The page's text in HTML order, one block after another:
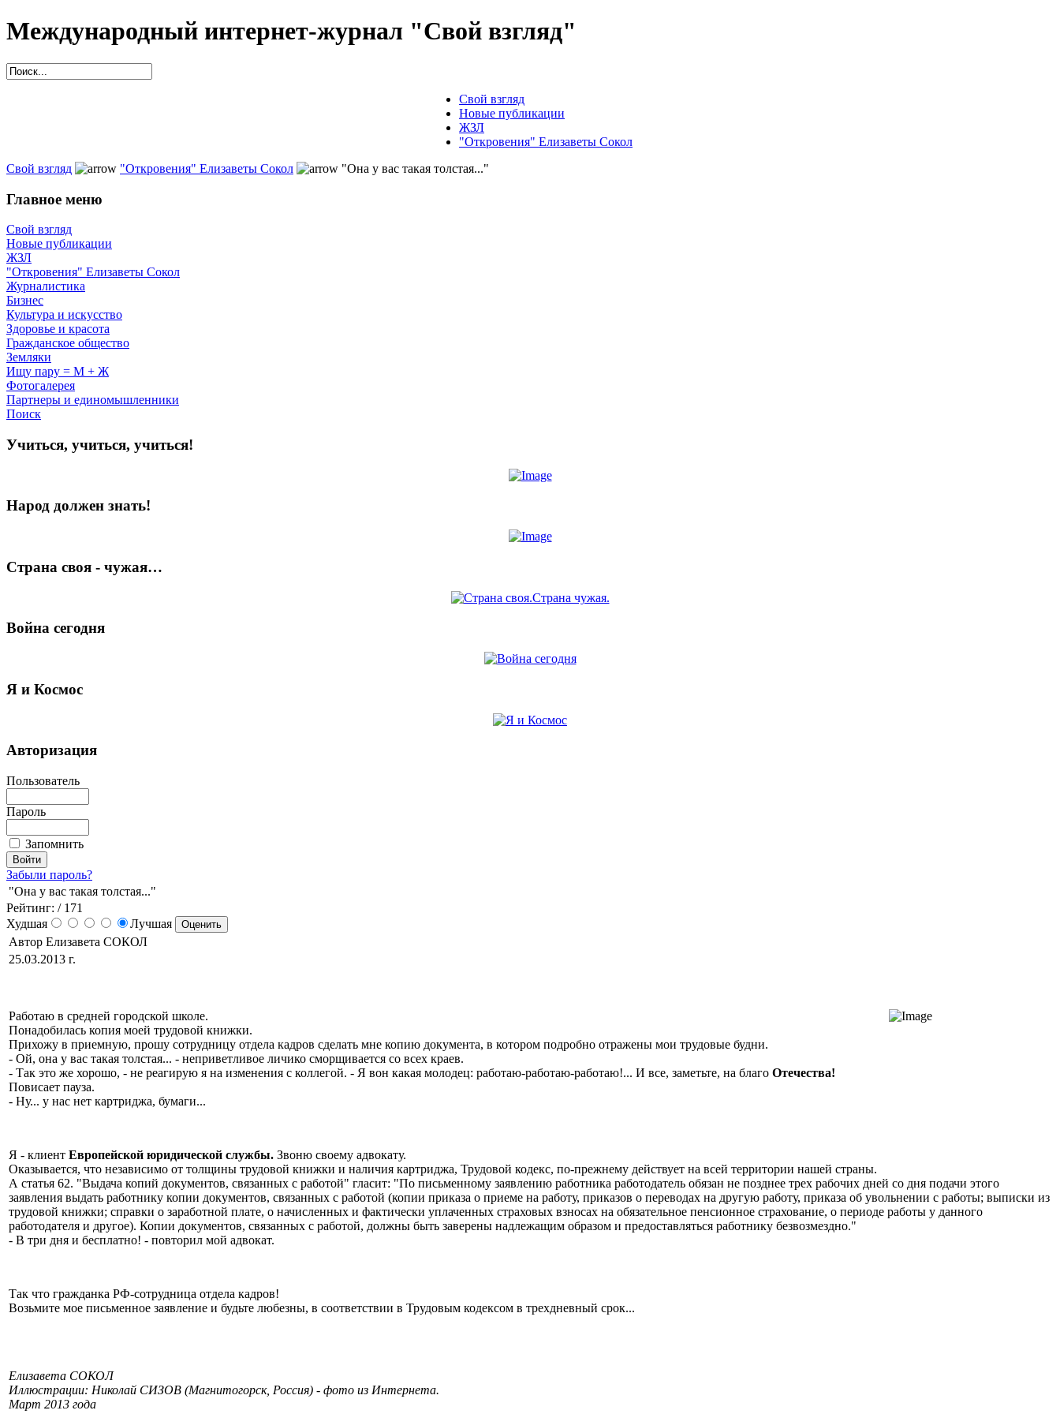
Международный интернет-журнал "Свой взгляд"
Свой взгляд
Новые публикации
ЖЗЛ
"Откровения" Елизаветы Сокол
Свой взгляд
"Откровения" Елизаветы Сокол "Она у вас такая толстая..."
Главное меню
Свой взгляд
Новые публикации
ЖЗЛ
"Откровения" Елизаветы Сокол
Журналистика
Бизнес
Культура и искусство
Здоровье и красота
Гражданское общество
Земляки
Ищу пару = М + Ж
Фотогалерея
Партнеры и единомышленники
Поиск
Учиться, учиться, учиться!
Народ должен знать!
Страна своя - чужая…
Война сегодня
Я и Космос
Авторизация
Пользователь
Пароль
Запомнить
Забыли пароль?
"Она у вас такая толстая..."
Рейтинг: / 171
Худшая
Лучшая
Автор Елизавета СОКОЛ
25.03.2013 г.
Работаю в средней городской школе.
Понадобилась копия моей трудовой книжки.
Прихожу в приемную, прошу сотрудницу отдела кадров сделать мне копию документа, в котором подробно отражены мои трудовые будни.
- Ой, она у вас такая толстая... - неприветливое личико сморщивается со всех краев.
- Так это же хорошо, - не реагирую я на изменения с коллегой. - Я вон какая молодец: работаю-работаю-работаю!... И все, заметьте, на благо Отечества!
Повисает пауза.
- Ну... у нас нет картриджа, бумаги...
Я - клиент Европейской юридической службы. Звоню своему адвокату.
Оказывается, что независимо от толщины трудовой книжки и наличия картриджа, Трудовой кодекс, по-прежнему действует на всей территории нашей страны.
А статья 62. "Выдача копий документов, связанных с работой" гласит: "По письменному заявлению работника работодатель обязан не позднее трех рабочих дней со дня подачи этого
заявления выдать работнику копии документов, связанных с работой (копии приказа о приеме на работу, приказов о переводах на другую работу, приказа об увольнении с работы; выписки из
трудовой книжки; справки о заработной плате, о начисленных и фактически уплаченных страховых взносах на обязательное пенсионное страхование, о периоде работы у данного
работодателя и другое). Копии документов, связанных с работой, должны быть заверены надлежащим образом и предоставляться работнику безвозмездно."
- В три дня и бесплатно! - повторил мой адвокат.
Так что гражданка РФ-сотрудница отдела кадров!
Возьмите мое письменное заявление и будьте любезны, в соответствии в Трудовым кодексом в трехдневный срок...
Елизавета СОКОЛ
Иллюстрации: Николай СИЗОВ (Магнитогорск, Россия) - фото из Интернета.
Март 2013 года